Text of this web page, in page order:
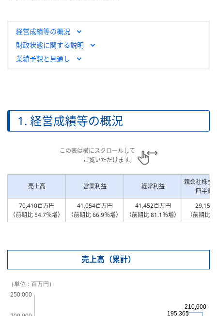
経営成績等の概況
財政状態に関する説明
業績予想と見通し
1. 経営成績等の概況
この表は横にスクロールして
ご覧いただけます。
売上高 営業利益 経常利益
親会社株主
四半期
70,410百万円
（前期比 54.7％増）
41,054百万円
（前期比 66.9％増）
41,452百万円
（前期比 81.1％増）
29,159
（前期比
売上高（累計）